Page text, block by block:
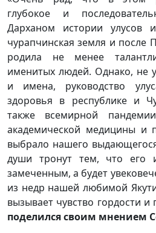
глубокое и
Дарханом истории
чурапчинская земля и после
родила не менее
именитых людей. Однако, не
и имена, руководство
здоровья в республике и
также всемирной
академической медицины и
выбрало нашего
души тронут тем, что его
замеченным, а будет
из недр нашей любимой
вызывает чувство гордости и
поделился своим мнением